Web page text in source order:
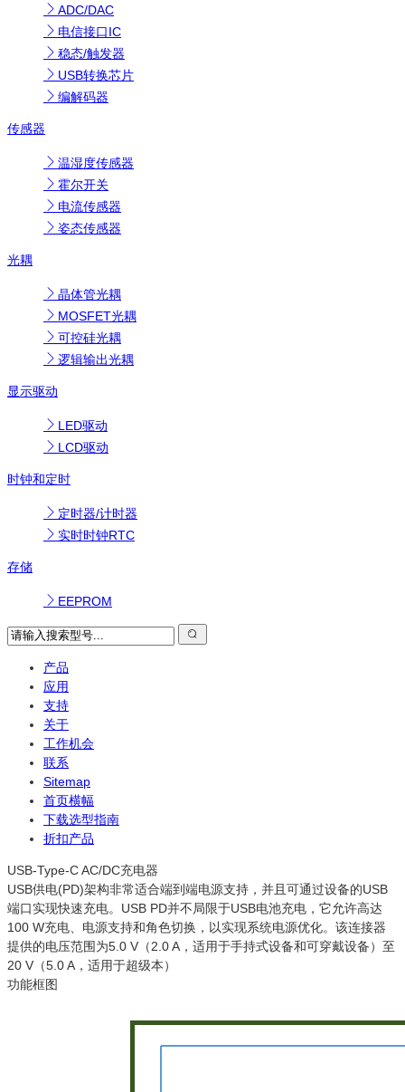
ADC/DAC
电信接口IC
稳态/触发器
USB转换芯片
编解码器
传感器
温湿度传感器
霍尔开关
电流传感器
姿态传感器
光耦
晶体管光耦
MOSFET光耦
可控硅光耦
逻辑输出光耦
显示驱动
LED驱动
LCD驱动
时钟和定时
定时器/计时器
实时时钟RTC
存储
EEPROM
产品
应用
支持
关于
工作机会
联系
Sitemap
首页横幅
下载选型指南
折扣产品
USB-Type-C AC/DC充电器
USB供电(PD)架构非常适合端到端电源支持，并且可通过设备的USB
端口实现快速充电。USB PD并不局限于USB电池充电，它允许高达
100 W充电、电源支持和角色切换，以实现系统电源优化。该连接器
提供的电压范围为5.0 V（2.0 A，适用于手持式设备和可穿戴设备）至
20 V（5.0 A，适用于超级本）
功能框图